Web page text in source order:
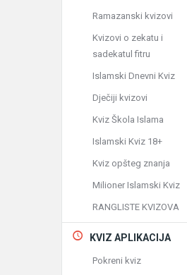
Ramazanski kvizovi
Kvizovi o zekatu i
sadekatul fitru
Islamski Dnevni Kviz
Dječiji kvizovi
Kviz Škola Islama
Islamski Kviz 18+
Kviz opšteg znanja
Milioner Islamski Kviz
RANGLISTE KVIZOVA
KVIZ APLIKACIJA
Pokreni kviz